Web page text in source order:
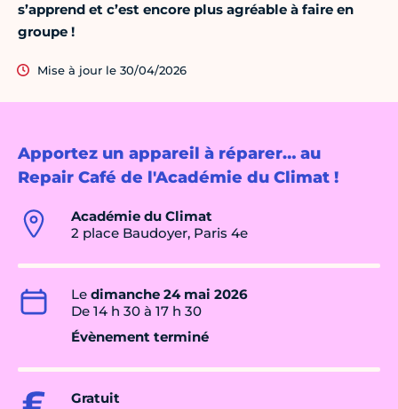
Apportez un appareil à réparer… au
Repair Café de l'Académie du Climat !
Académie du Climat
2 place Baudoyer, Paris 4e
Le dimanche 24 mai 2026
De 14 h 30 à 17 h 30
Évènement terminé
Gratuit
s’apprend et c’est encore plus agréable à faire en
groupe !
Mise à jour le 30/04/2026